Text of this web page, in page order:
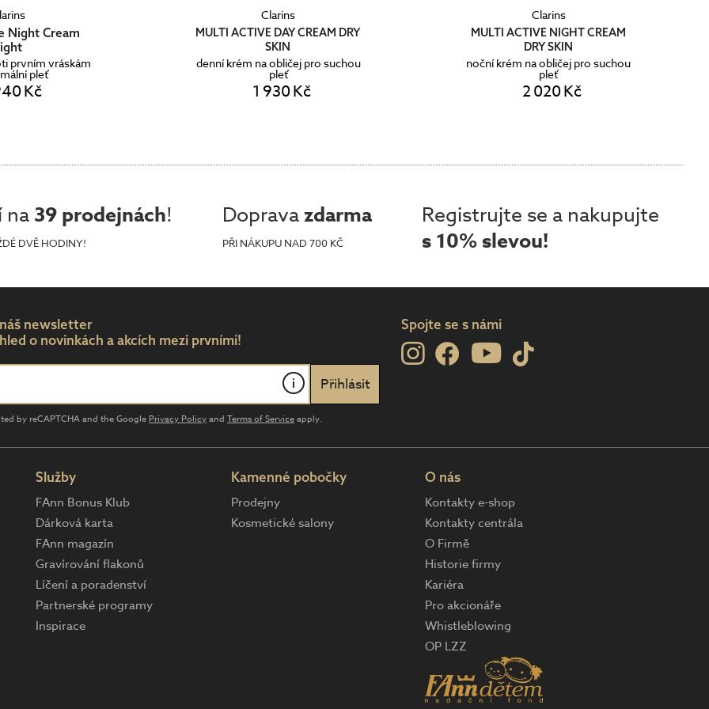
Night Cream
prvním vráskám
pleť
Kč
Clarins
MULTI ACTIVE DAY CREAM DRY
SKIN
denní krém na obličej pro suchou
pleť
1 930 Kč
Clarins
MULTI ACTIVE NIGHT CREAM
DRY SKIN
noční krém na obličej pro suchou
pleť
2 020 Kč
na 39 prodejnách!
DVĚ HODINY!
Dopravazdarma
PŘI NÁKUPU NAD 700 KČ
Registrujte se a nakupujte
s 10% slevou!
newsletter
o novinkách a akcích mezi prvními!
i
by reCAPTCHA and the Google Privacy Policyand Terms of Serviceapply.
Spojte se s námi
Služby
FAnn Bonus Klub
Dárková karta
FAnn magazín
Gravírování flakonů
Líčení a poradenství
Partnerské programy
Inspirace
Kamenné pobočky
Prodejny
Kosmetické salony
O nás
Kontakty e-shop
Kontakty centrála
O Firmě
Historie firmy
Kariéra
Pro akcionáře
Whistleblowing
OP LZZ